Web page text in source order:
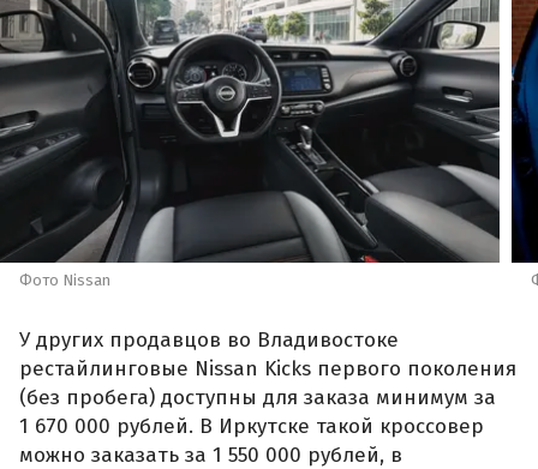
Фото Nissan
У других продавцов во Владивостоке
рестайлинговые Nissan Kicks первого поколения
(без пробега) доступны для заказа минимум за
1 670 000 рублей. В Иркутске такой кроссовер
можно заказать за 1 550 000 рублей, в